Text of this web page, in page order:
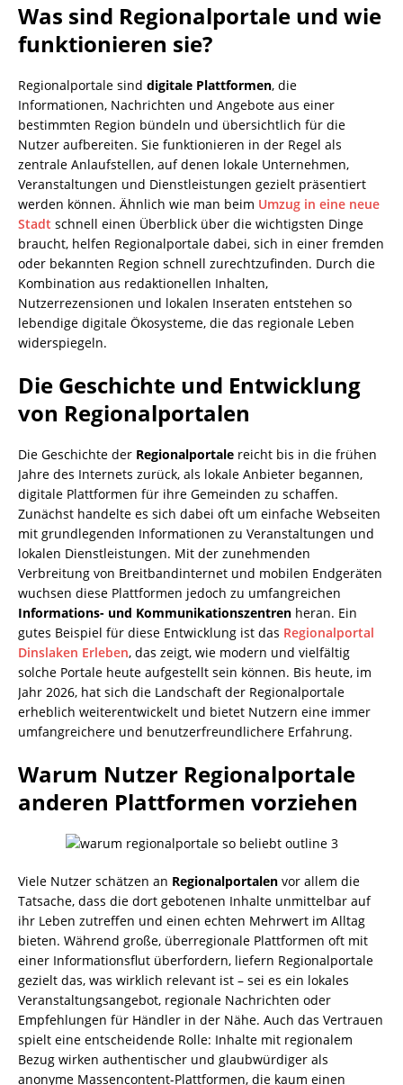
Was sind Regionalportale und wie
funktionieren sie?
Regionalportale sind digitale Plattformen, die
Informationen, Nachrichten und Angebote aus einer
bestimmten Region bündeln und übersichtlich für die
Nutzer aufbereiten. Sie funktionieren in der Regel als
zentrale Anlaufstellen, auf denen lokale Unternehmen,
Veranstaltungen und Dienstleistungen gezielt präsentiert
werden können. Ähnlich wie man beim Umzug in eine neue
Stadt schnell einen Überblick über die wichtigsten Dinge
braucht, helfen Regionalportale dabei, sich in einer fremden
oder bekannten Region schnell zurechtzufinden. Durch die
Kombination aus redaktionellen Inhalten,
Nutzerrezensionen und lokalen Inseraten entstehen so
lebendige digitale Ökosysteme, die das regionale Leben
widerspiegeln.
Die Geschichte und Entwicklung
von Regionalportalen
Die Geschichte der Regionalportale reicht bis in die frühen
Jahre des Internets zurück, als lokale Anbieter begannen,
digitale Plattformen für ihre Gemeinden zu schaffen.
Zunächst handelte es sich dabei oft um einfache Webseiten
mit grundlegenden Informationen zu Veranstaltungen und
lokalen Dienstleistungen. Mit der zunehmenden
Verbreitung von Breitbandinternet und mobilen Endgeräten
wuchsen diese Plattformen jedoch zu umfangreichen
Informations- und Kommunikationszentren heran. Ein
gutes Beispiel für diese Entwicklung ist das Regionalportal
Dinslaken Erleben, das zeigt, wie modern und vielfältig
solche Portale heute aufgestellt sein können. Bis heute, im
Jahr 2026, hat sich die Landschaft der Regionalportale
erheblich weiterentwickelt und bietet Nutzern eine immer
umfangreichere und benutzerfreundlichere Erfahrung.
Warum Nutzer Regionalportale
anderen Plattformen vorziehen
Viele Nutzer schätzen an Regionalportalen vor allem die
Tatsache, dass die dort gebotenen Inhalte unmittelbar auf
ihr Leben zutreffen und einen echten Mehrwert im Alltag
bieten. Während große, überregionale Plattformen oft mit
einer Informationsflut überfordern, liefern Regionalportale
gezielt das, was wirklich relevant ist – sei es ein lokales
Veranstaltungsangebot, regionale Nachrichten oder
Empfehlungen für Händler in der Nähe. Auch das Vertrauen
spielt eine entscheidende Rolle: Inhalte mit regionalem
Bezug wirken authentischer und glaubwürdiger als
anonyme Massencontent-Plattformen, die kaum einen